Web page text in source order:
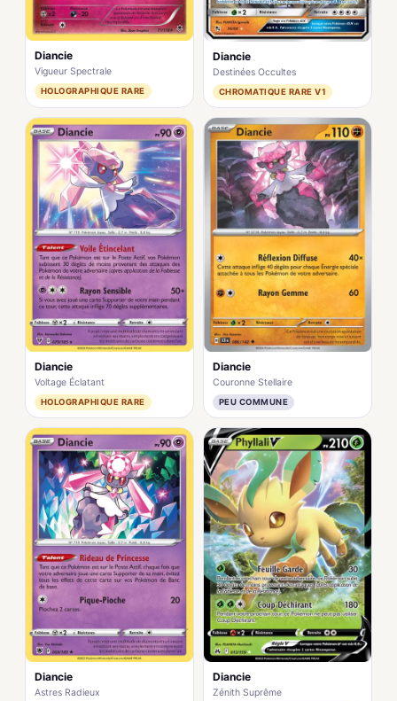
Diancie
Vigueur Spectrale
HOLOGRAPHIQUE RARE
Diancie
Destinées Occultes
CHROMATIQUE RARE V1
Diancie
Voltage Éclatant
HOLOGRAPHIQUE RARE
Diancie
Couronne Stellaire
PEU COMMUNE
Diancie
Astres Radieux
Diancie
Zénith Suprême